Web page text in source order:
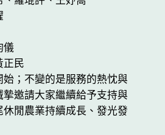
儀
正民
；不變的是服務的熱忱與
邀請大家繼續給予支持與
閒農業持續成長、發光發